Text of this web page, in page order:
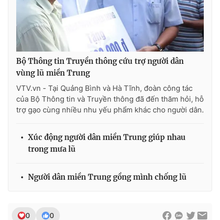
THỜI BÁO VTV
Theo dõi báo trên
Cơ quan báo chí:Thời báo VTV
Giấy phép hoạt động báo in và báo điện tử số 483/GP-BTTTT
Tổng Biên tập:Vũ Thanh Thủy
Tổng đài VTV:
024.38 355 931 - 024.38 355 932
Bộ Thông tin Truyền thông cứu trợ người dân
vùng lũ miền Trung
VTV.vn - Tại Quảng Bình và Hà Tĩnh, đoàn công tác
của Bộ Thông tin và Truyền thông đã đến thăm hỏi, hỗ
trợ gạo cùng nhiều nhu yếu phẩm khác cho người dân.
Xúc động người dân miền Trung giúp nhau
trong mưa lũ
Người dân miền Trung gồng mình chống lũ
0 0